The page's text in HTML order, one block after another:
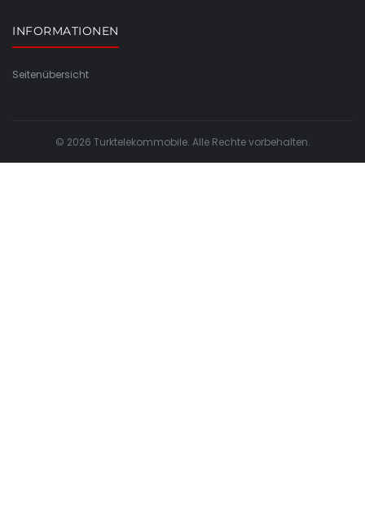
INFORMATIONEN
Seitenübersicht
© 2026 Turktelekommobile. Alle Rechte vorbehalten.